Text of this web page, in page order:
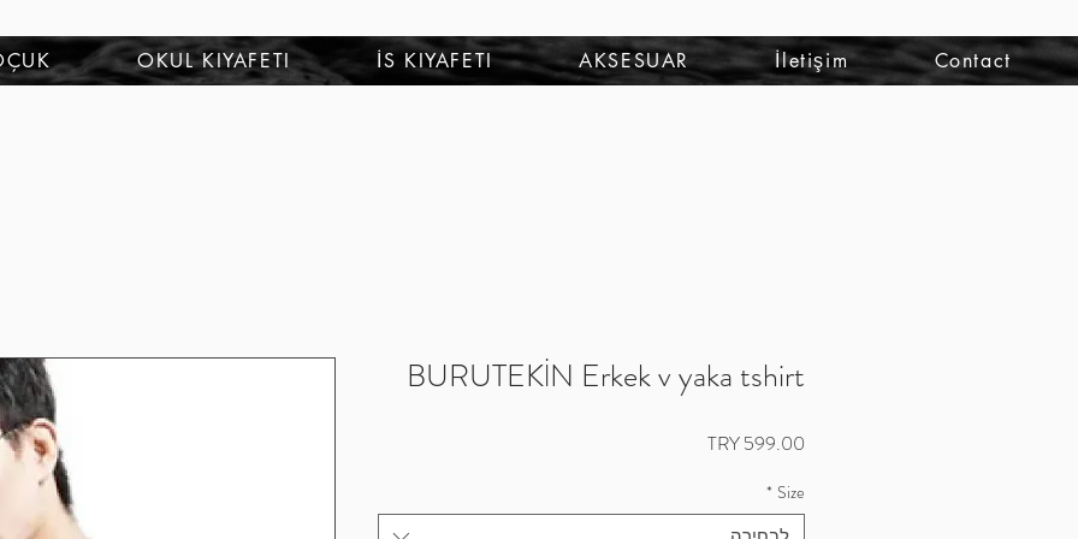
להתחברות OKUL KIYAFETI İS KIYAFETI AKSESUAR İletişim Contact
BURUTEKİN Erkek v yaka tshirt
מחיר
Size
*